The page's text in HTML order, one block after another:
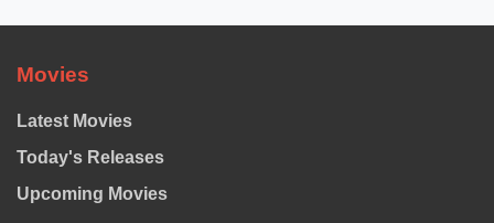
Movies
Latest Movies
Today's Releases
Upcoming Movies